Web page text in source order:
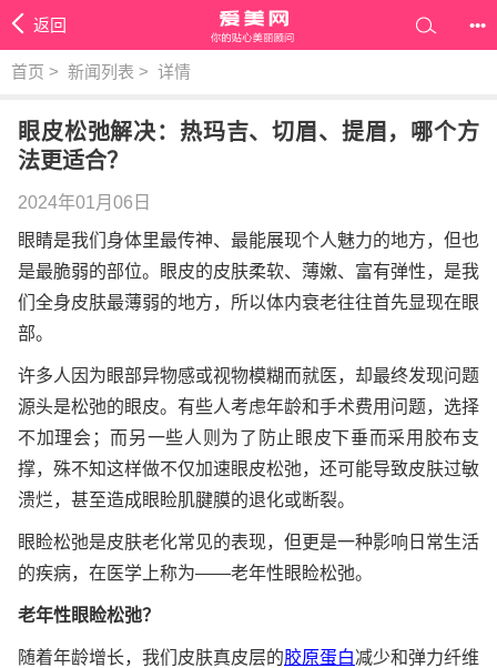
返回 •••
首页 > 新闻列表 > 详情
眼皮松弛解决：热玛吉、切眉、提眉，哪个方
法更适合？
2024年01月06日
眼睛是我们身体里最传神、最能展现个人魅力的地方，但也
是最脆弱的部位。眼皮的皮肤柔软、薄嫩、富有弹性，是我
们全身皮肤最薄弱的地方，所以体内衰老往往首先显现在眼
部。
许多人因为眼部异物感或视物模糊而就医，却最终发现问题
源头是松弛的眼皮。有些人考虑年龄和手术费用问题，选择
不加理会；而另一些人则为了防止眼皮下垂而采用胶布支
撑，殊不知这样做不仅加速眼皮松弛，还可能导致皮肤过敏
溃烂，甚至造成眼睑肌腱膜的退化或断裂。
眼睑松弛是皮肤老化常见的表现，但更是一种影响日常生活
的疾病，在医学上称为——老年性眼睑松弛。
老年性眼睑松弛？
随着年龄增长，我们皮肤真皮层的胶原蛋白减少和弹力纤维